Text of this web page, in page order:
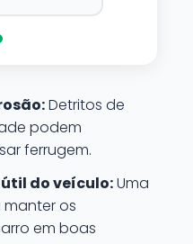
Detritos de
podem
ferrugem.
do veículo:Uma
os
em boas